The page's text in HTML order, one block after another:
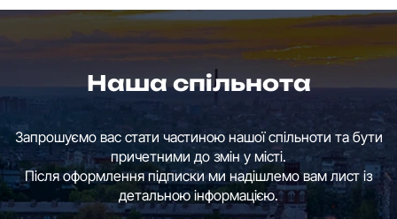
Наша спільнота
Запрошуємо вас стати частиною нашої спільноти та бути
причетними до змін у місті.
Після оформлення підписки ми надішлемо вам лист із
детальною інформацією.